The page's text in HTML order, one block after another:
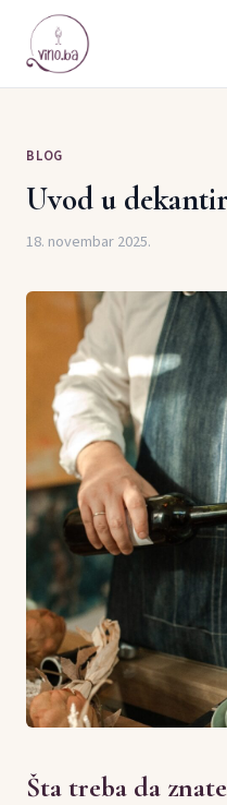
BLOG
Uvod u
18. novembar 2025.
Šta treba da